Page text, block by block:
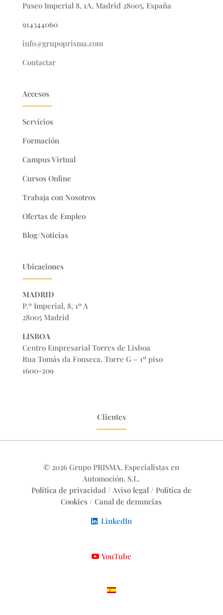
Paseo Imperial 8, 1A, Madrid 28005, España
914344060
info@grupoprisma.com
Contactar
Accesos
Servicios
Formación
Campus Virtual
Cursos Online
Trabaja con Nosotros
Ofertas de Empleo
Blog/Noticias
Ubicaciones
MADRID
P.º Imperial, 8, 1º A
28005 Madrid
LISBOA
Centro Empresarial Torres de Lisboa
Rua Tomás da Fonseca, Torre G – 1º piso
1600-209
Clientes
© 2026 Grupo PRISMA, Especialistas en
Automoción, S.L.
Política de privacidad/ Aviso legal/ Política de
Cookies/Canal de denuncias
LinkedIn
YouTube